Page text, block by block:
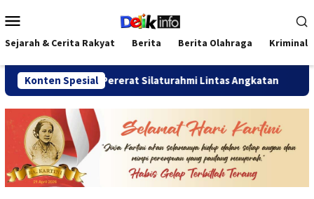
ke
kontenMobile
Sejarah & Cerita Rakyat Berita Berita Olahraga Kriminal
Konten Spesial
2026 Pererat Silaturahmi Lintas Angkatan Jalan